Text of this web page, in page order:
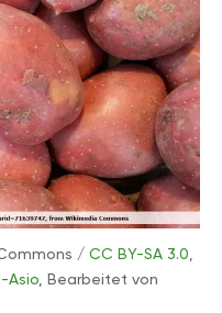
/ CC BY-SA 3.0
Asio , Bearbeitet von